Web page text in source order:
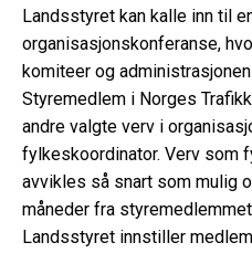
Landsstyret kan kalle inn til
organisasjonskonferanse,
komiteer og
Styremedlem i Norges
andre valgte verv i
fylkeskoordinator. Verv som
avvikles så snart som mulig
måneder fra
Landsstyret innstiller